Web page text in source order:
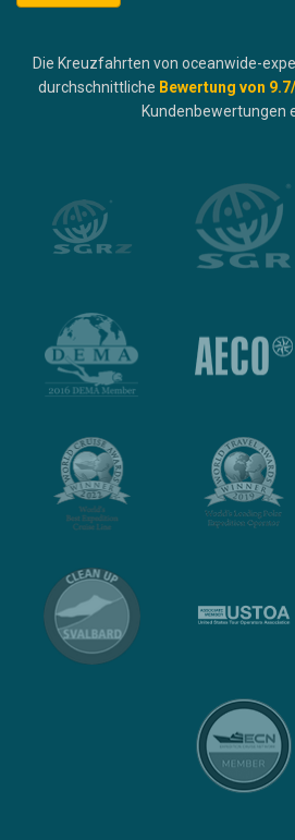
Die Kreuzfahrten von oceanwide-
durchschnittliche Bewertung von 9.7
Kundenbewertungen